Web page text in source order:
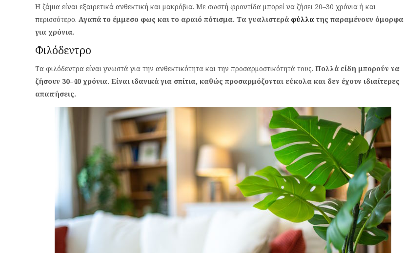
Η ζάμια είναι εξαιρετικά ανθεκτική και μακρόβια. Με σωστή φροντίδα μπορεί να ζήσει 20–30 χρόνια ή και
περισσότερο. Αγαπά το έμμεσο φως και το αραιό πότισμα. Τα γυαλιστερά φύλλα της παραμένουν όμορφα
για χρόνια.
Φιλόδεντρο
Τα φιλόδεντρα είναι γνωστά για την ανθεκτικότητα και την προσαρμοστικότητά τους. Πολλά είδη μπορούν να
ζήσουν 30–40 χρόνια. Είναι ιδανικά για σπίτια, καθώς προσαρμόζονται εύκολα και δεν έχουν ιδιαίτερες
απαιτήσεις.